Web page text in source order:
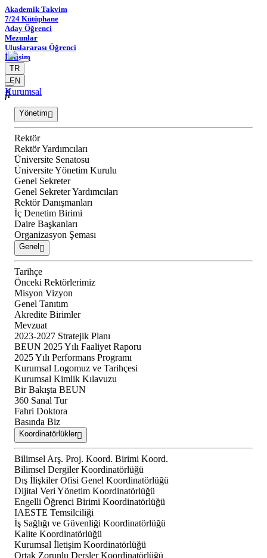
Akademik Takvim
7/24 Kütüphane
Aday Öğrenci
Mezunlar
Uluslararası Öğrenci
İletişim
TR
EN
Kurumsal
Yönetim
Rektör
Rektör Yardımcıları
Üniversite Senatosu
Üniversite Yönetim Kurulu
Genel Sekreter
Genel Sekreter Yardımcıları
Rektör Danışmanları
İç Denetim Birimi
Daire Başkanları
Organizasyon Şeması
Genel
Tarihçe
Önceki Rektörlerimiz
Misyon Vizyon
Genel Tanıtım
Akredite Birimler
Mevzuat
2023-2027 Stratejik Planı
BEUN 2025 Yılı Faaliyet Raporu
2025 Yılı Performans Programı
Kurumsal Logomuz ve Tarihçesi
Kurumsal Kimlik Kılavuzu
Bir Bakışta BEUN
360 Sanal Tur
Fahri Doktora
Basında Biz
Koordinatörlükler
Bilimsel Arş. Proj. Koord. Birimi Koord.
Bilimsel Dergiler Koordinatörlüğü
Dış İlişkiler Ofisi Genel Koordinatörlüğü
Dijital Veri Yönetim Koordinatörlüğü
Engelli Öğrenci Birimi Koordinatörlüğü
IAESTE Temsilciliği
İş Sağlığı ve Güvenliği Koordinatörlüğü
Kalite Koordinatörlüğü
Kurumsal İletişim Koordinatörlüğü
Ortak Zorunlu Dersler Koordinatörlüğü